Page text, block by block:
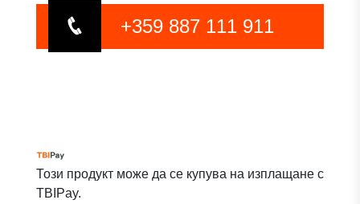
+359 887 111 911
Този продукт може да се купува на изплащане с
TBIPay.